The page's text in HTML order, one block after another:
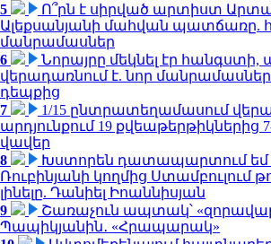
5
Ո՞րն է սիրված արտիստ
Ալեքսանյանի մահվան պատճառը.
մանրամասներ
6
Նորայրը մեկնել էր հանգստի,
վերադառնում է. նոր
դեպքից
7
1/15 ընտրատեղամասում
արդյունքում 19 քվեաթերթիկներից
վավեր
8
Խստորեն դատապարտում եմ
Ռուբինյանի կողմից Ստամբուլում
լինելը. Դանիել Իոաննիսյան
9
Շառաչուն ապտակ՝
Պապիկյանին․ «Հրապարակ»